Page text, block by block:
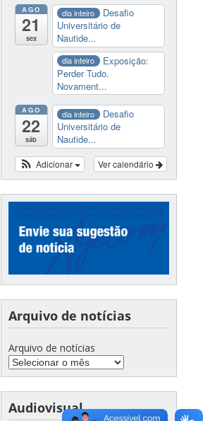
AGO
21
sex
dia inteiro
Desafio
Universitário de
Nautide...
dia inteiro
Exposição:
Perder Tudo.
Novament...
AGO
22
sáb
dia inteiro
Desafio
Universitário de
Nautide...
Ver calendário
Adicionar
Arquivo de notícias
Arquivo de notícias
Audiovisual